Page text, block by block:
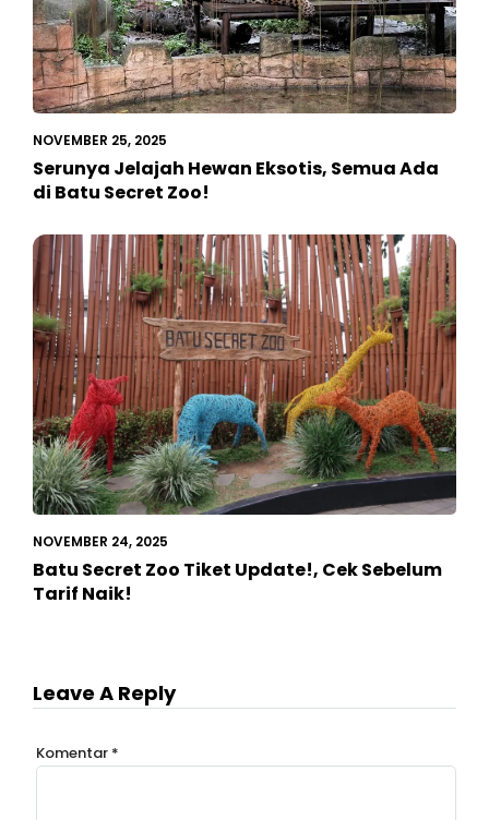
NOVEMBER 25, 2025
Serunya Jelajah Hewan Eksotis, Semua Ada
di Batu Secret Zoo!
NOVEMBER 24, 2025
Batu Secret Zoo Tiket Update!, Cek Sebelum
Tarif Naik!
Leave A Reply
Komentar *